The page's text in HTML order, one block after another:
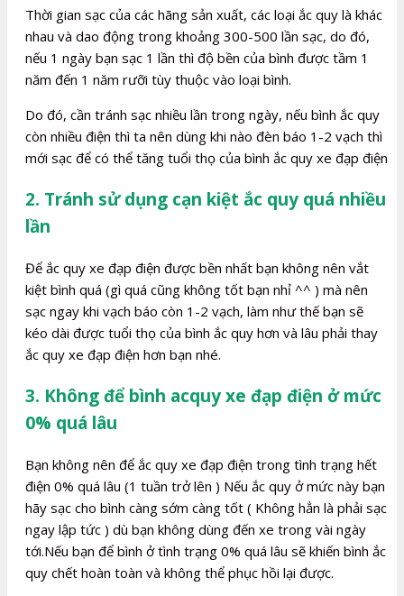
Thời gian sạc của các hãng sản xuất, các loại ắc quy là khác
nhau và dao động trong khoảng 300-500 lần sạc, do đó,
nếu 1 ngày bạn sạc 1 lần thì độ bền của bình được tầm 1
năm đến 1 năm rưỡi tùy thuộc vào loại bình.
Do đó, cần tránh sạc nhiều lần trong ngày, nếu bình ắc quy
còn nhiều điện thì ta nên dùng khi nào đèn báo 1-2 vạch thì
mới sạc để có thể tăng tuổi thọ của bình ắc quy xe đạp điện
2. Tránh sử dụng cạn kiệt ắc quy quá nhiều
lần
Để ắc quy xe đạp điện được bền nhất bạn không nên vắt
kiệt bình quá (gì quá cũng không tốt bạn nhỉ ^^ ) mà nên
sạc ngay khi vạch báo còn 1-2 vạch, làm như thế bạn sẽ
kéo dài được tuổi thọ của bình ắc quy hơn và lâu phải thay
ắc quy xe đạp điện hơn bạn nhé.
3. Không để bình acquy xe đạp điện ở mức
0% quá lâu
Bạn không nên để ắc quy xe đạp điện trong tình trạng hết
điện 0% quá lâu (1 tuần trở lên ) Nếu ắc quy ở mức này bạn
hãy sạc cho bình càng sớm càng tốt ( Không hẳn là phải sạc
ngay lập tức ) dù bạn không dùng đến xe trong vài ngày
tới.Nếu bạn để bình ở tình trạng 0% quá lâu sẽ khiến bình ắc
quy chết hoàn toàn và không thể phục hồi lại được.